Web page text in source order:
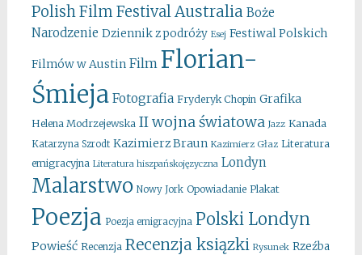
Polish Film FestivalAustralia Boże
Narodzenie Dziennik z podróży Esej Festiwal Polskich
Filmów w Austin Film Florian-
Śmieja Fotografia Fryderyk Chopin Grafika
Helena Modrzejewska II wojna światowa Jazz Kanada
Katarzyna Szrodt Kazimierz Braun Kazimierz Głaz Literatura
emigracyjna Literatura hiszpańskojęzyczna Londyn
Malarstwo Nowy Jork Opowiadanie Plakat
Poezja Poezja emigracyjna Polski Londyn
Powieść Recenzja Recenzja ksiązki Rysunek Rzeźba